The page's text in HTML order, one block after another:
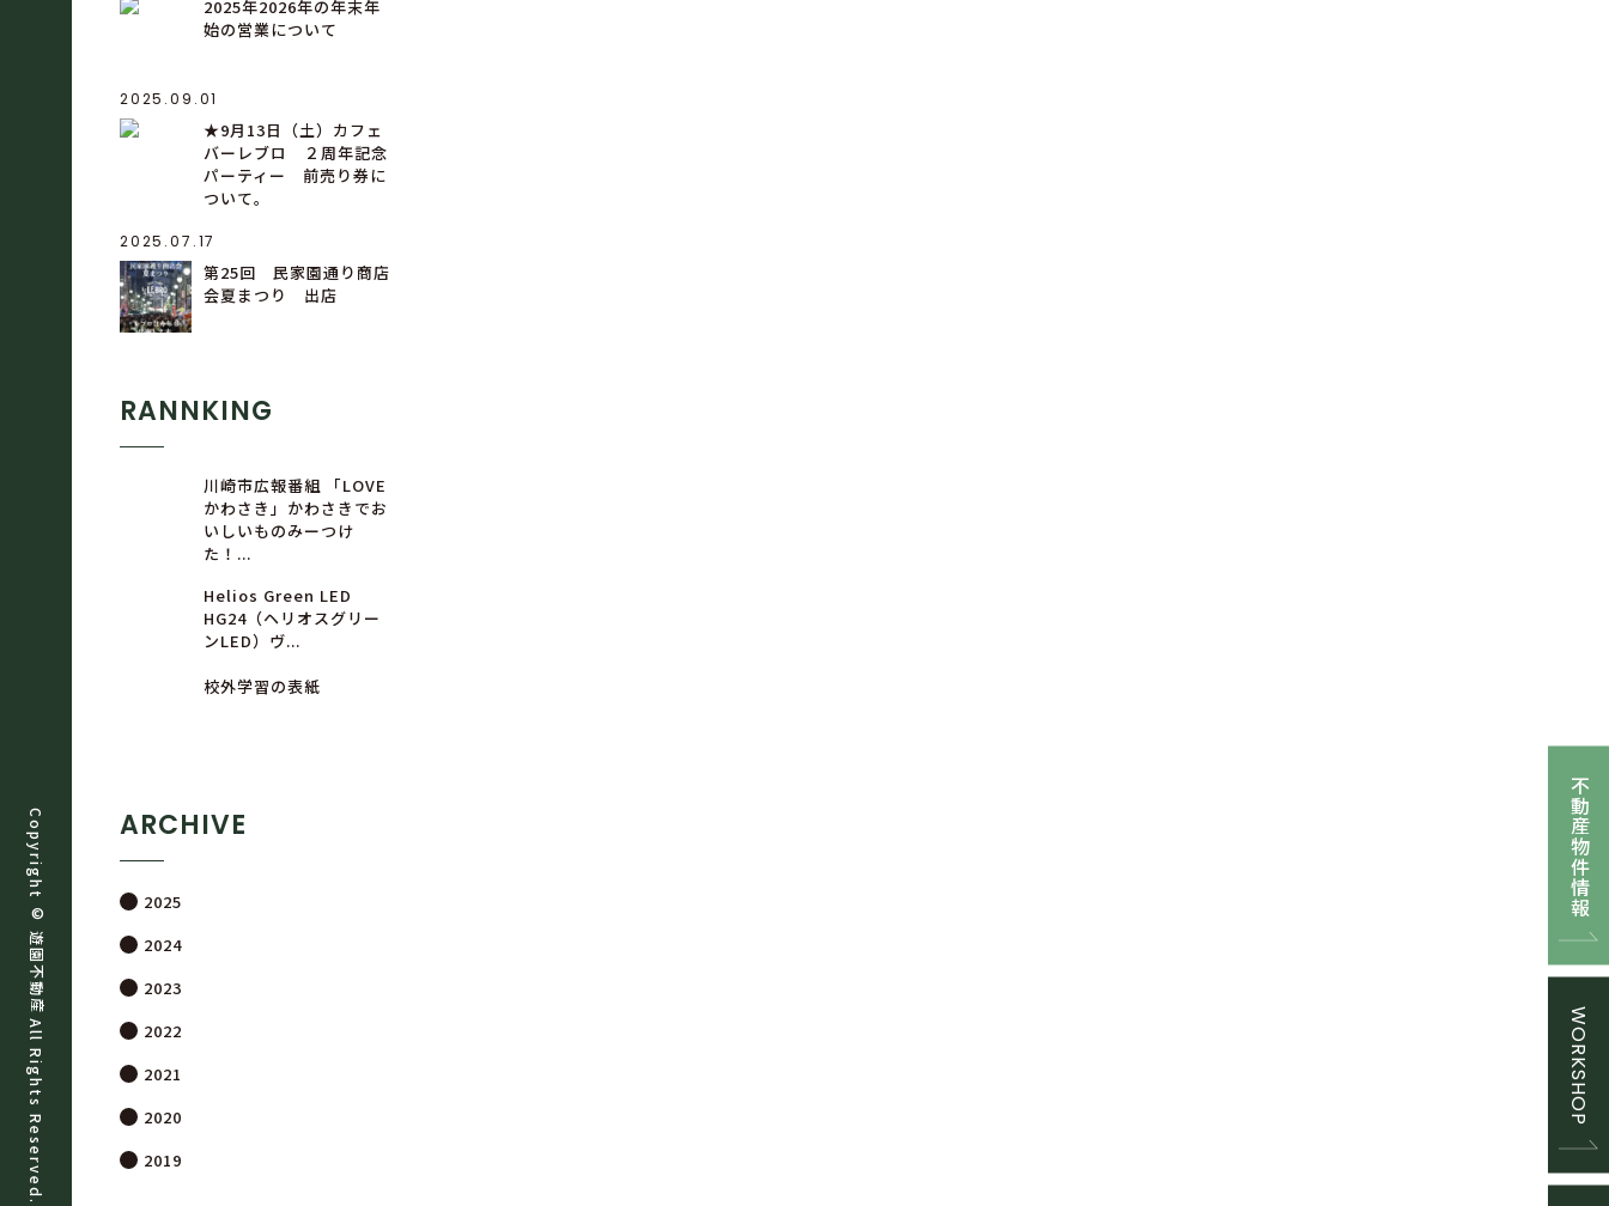
不動産物件情報
WORKSHOP
2025年2026年の年末年
始の営業について
2025.09.01
★9月13日（土）カフェ
バーレブロ ２周年記念
パーティー 前売り券に
ついて。
2025.07.17
第25回 民家園通り商店
会夏まつり 出店
RANNKING
川崎市広報番組 「LOVE
かわさき」かわさきでお
いしいものみーつけ
た！...
Helios Green LED
HG24（ヘリオスグリー
ンLED）ヴ...
校外学習の表紙
ARCHIVE
2025
2024
2023
2022
2021
2020
2019
Copyright ©
遊
園
不
動
産
All Rights Reserved.